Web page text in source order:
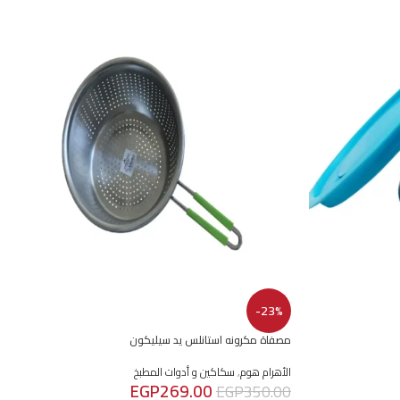
-23%
مصفاة مكرونه استانلس يد سيليكون
الأهرام هوم,سكاكين و أدوات المطبخ
EGP350.00
EGP269.00